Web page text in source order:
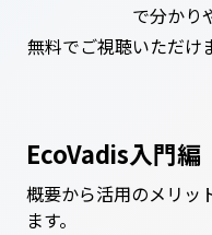
で分かり
無料でご視聴いただけ
EcoVadis入門編
概要から活用のメリッ
ます。